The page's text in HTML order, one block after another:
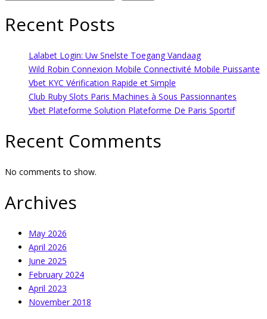
Recent Posts
Lalabet Login: Uw Snelste Toegang Vandaag
Wild Robin Connexion Mobile Connectivité Mobile Puissante
Vbet KYC Vérification Rapide et Simple
Club Ruby Slots Paris Machines à Sous Passionnantes
Vbet Plateforme Solution Plateforme De Paris Sportif
Recent Comments
No comments to show.
Archives
May 2026
April 2026
June 2025
February 2024
April 2023
November 2018